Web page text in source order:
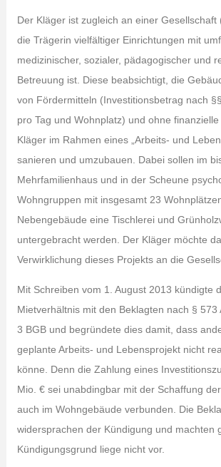
Der Kläger ist zugleich an einer Gesellschaft
die Trägerin vielfältiger Einrichtungen mit
medizinischer, sozialer, pädagogischer und
Betreuung ist. Diese beabsichtigt, die
von Fördermitteln (Investitionsbetrag nach
pro Tag und Wohnplatz) und ohne
Kläger im Rahmen eines „Arbeits- und
sanieren und umzubauen. Dabei sollen im
Mehrfamilienhaus und in der Scheune
Wohngruppen mit insgesamt 23
Nebengebäude eine Tischlerei und
untergebracht werden. Der Kläger möchte
Verwirklichung dieses Projekts an die
Mit Schreiben vom 1. August 2013 kündigte
Mietverhältnis mit den Beklagten nach § 573
3 BGB und begründete dies damit, dass
geplante Arbeits- und Lebensprojekt nicht
könne. Denn die Zahlung eines
Mio. € sei unabdingbar mit der Schaffung
auch im Wohngebäude verbunden. Die
widersprachen der Kündigung und machten
Kündigungsgrund liege nicht vor.